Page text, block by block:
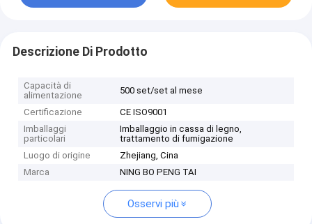
Descrizione Di Prodotto
Capacità di
alimentazione
500 set/set al mese
Certificazione
CE ISO9001
Imballaggi
particolari
Imballaggio in cassa di legno,
trattamento di fumigazione
Luogo di origine
Zhejiang, Cina
Marca
NING BO PENG TAI
Osservi più